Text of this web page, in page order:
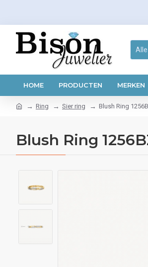
Alle
HOME PRODUCTEN MERKEN
Ring Sier ring Blush Ring
Blush Ring